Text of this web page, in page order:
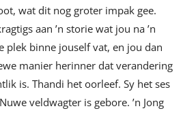
wat dit nog groter impak gee.
aan ’n storie wat jou na ’n
plek binne jouself vat, en jou dan
manier herinner dat verandering
is. Thandi het oorleef. Sy het ses
veldwagter is gebore. ’n Jong